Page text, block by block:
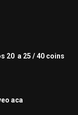
20 a 25 / 40 coins
aca